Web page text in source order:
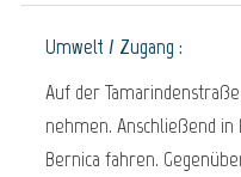
Umwelt / Zugang :
Auf der
nehmen. Anschließend
Bernica fahren.